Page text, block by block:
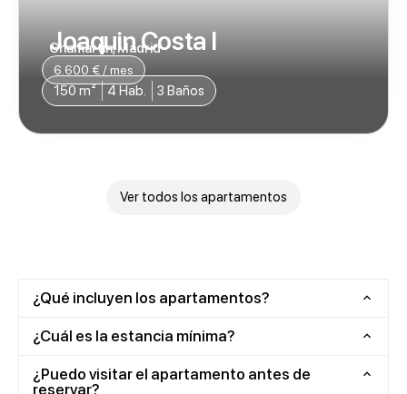
Joaquin Costa I
Chamartin, Madrid
6.600 € / mes
150 m² 4 Hab. 3 Baños
Ver todos los apartamentos
¿Qué incluyen los apartamentos?
¿Cuál es la estancia mínima?
¿Puedo visitar el apartamento antes de
reservar?